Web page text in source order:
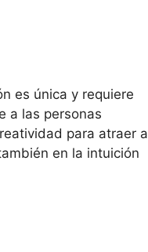
es única y requiere
a las personas
para atraer a
en la intuición